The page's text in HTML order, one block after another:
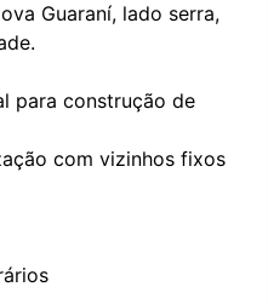
Guaraní, lado serra,
para construção de
com vizinhos fixos